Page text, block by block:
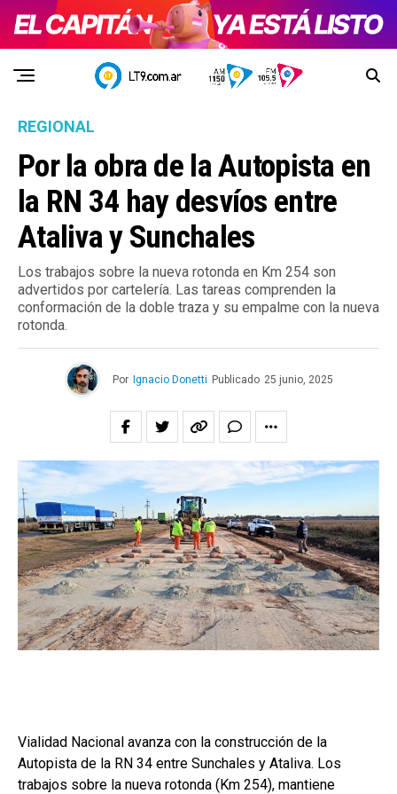
REGIONAL
Por la obra de la Autopista en
la RN 34 hay desvíos entre
Ataliva y Sunchales
Los trabajos sobre la nueva rotonda en Km 254 son
advertidos por cartelería. Las tareas comprenden la
conformación de la doble traza y su empalme con la nueva
rotonda.
Por Ignacio Donetti Publicado 25 junio, 2025
Vialidad Nacional avanza con la construcción de la
Autopista de la RN 34 entre Sunchales y Ataliva. Los
trabajos sobre la nueva rotonda (Km 254), mantiene